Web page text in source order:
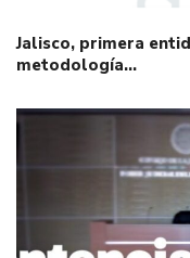
Jalisco, primera
metodología…